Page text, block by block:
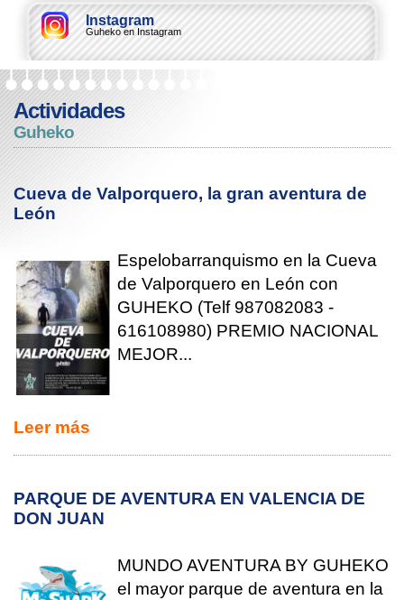
Instagram
Guheko en Instagram
Actividades
Guheko
Cueva de Valporquero, la gran aventura de
León
Espelobarranquismo en la Cueva
de Valporquero en León con
GUHEKO (Telf 987082083 -
616108980) PREMIO NACIONAL
MEJOR...
Leer más
PARQUE DE AVENTURA EN VALENCIA DE
DON JUAN
MUNDO AVENTURA BY GUHEKO
el mayor parque de aventura en la